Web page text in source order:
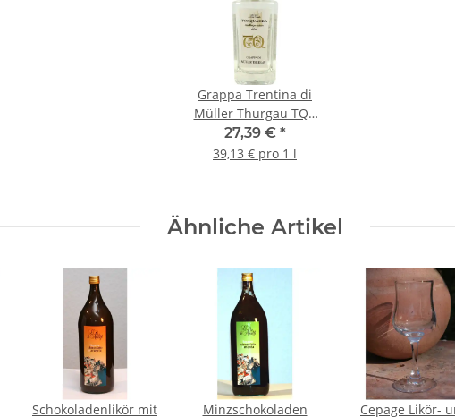
Grappa Trentina di
Müller Thurgau TQ -
0,7 Liter - 40 vol. -
Torquadra
27,39 € *
39,13 € pro 1 l
Ähnliche Artikel
Schokoladenlikör mit
Minzschokoladen
Cepage Likör-